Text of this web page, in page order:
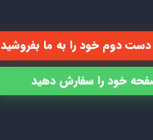
دوم خود را به ما بفروشید
خود را سفارش دهید